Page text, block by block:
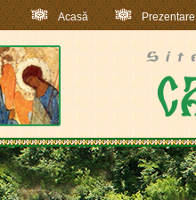
Acasă Prezentare